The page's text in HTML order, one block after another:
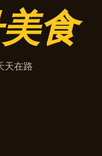
食
天在路